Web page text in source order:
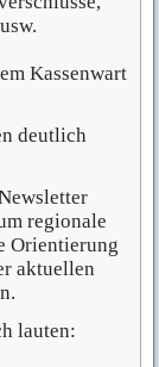
Kassenwart
deutlich
regionale
Orientierung
aktuellen
lauten: